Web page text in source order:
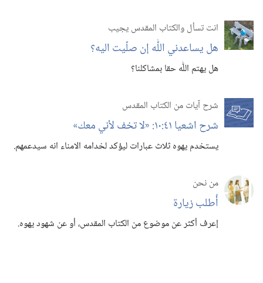
انت تسأل والكتاب المقدس يجيب
هل يساعدني اللّٰه إن صلّيت اليه؟‏
هل يهتم اللّٰه حقا بمشاكلنا؟‏
شرح آيات من الكتاب المقدس
شرح اشعيا ٤١:‏١٠:‏ «لا تخف لأني معك»‏
يستخدم يهوه ثلاث عبارات ليؤكد لخدامه الامناء انه سيدعمهم.‏
من نحن
أُطلب زيارة
إعرف أكثر عن موضوع من الكتاب المقدس،‏ أو عن شهود يهوه.‏